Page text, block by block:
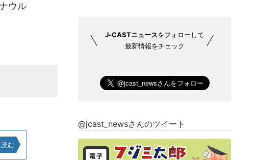
ウル
む
J-CASTニュースをフォローして
最新情報をチェック
@jcast_newsさんのツイート